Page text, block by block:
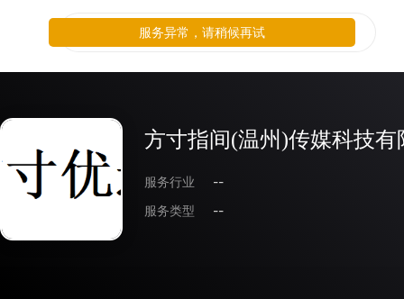
方寸指间(温州)传媒科技有
服务行业
--
服务类型
--
服务异常，请稍候再试